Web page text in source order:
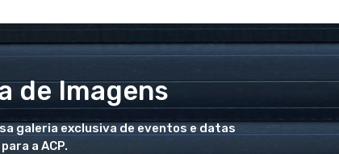
de Imagens
galeria exclusiva de eventos e datas
a ACP.